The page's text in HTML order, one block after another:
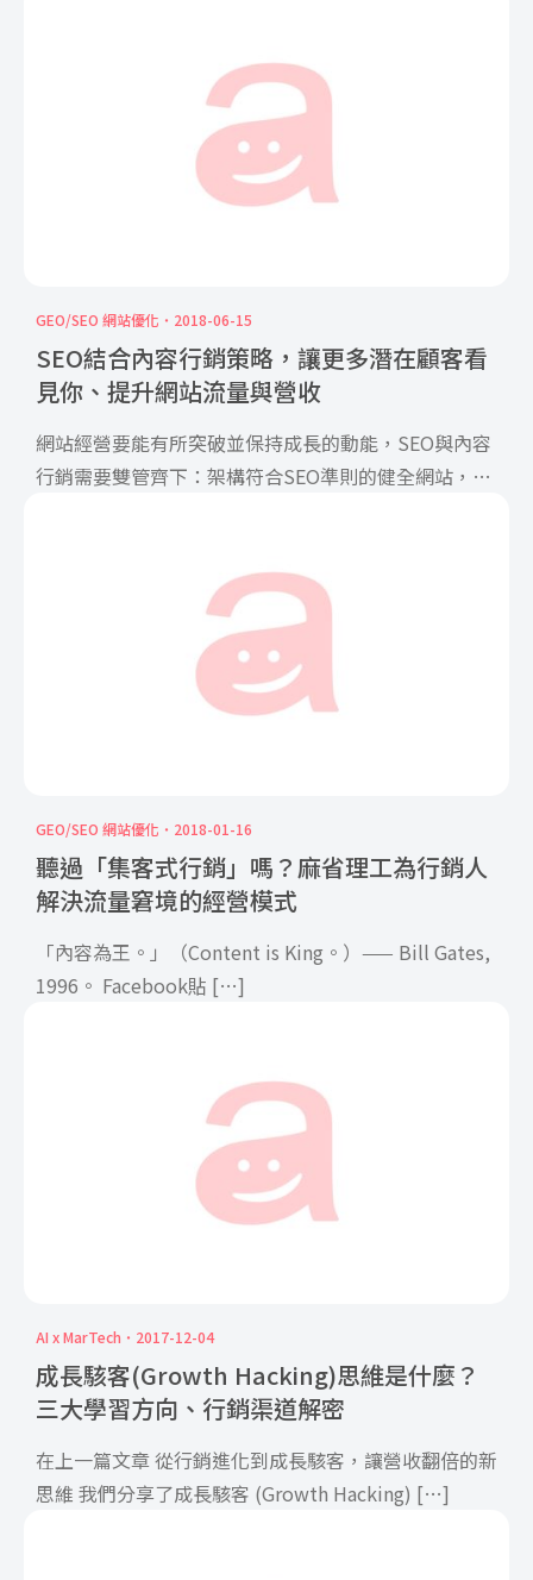
GEO/SEO 網站優化 2018-06-15
SEO結合內容行銷策略，讓更多潛在顧客看
見你、提升網站流量與營收
網站經營要能有所突破並保持成長的動能，SEO與內容
行銷需要雙管齊下：架構符合SEO準則的健全網站，再
GEO/SEO 網站優化 2018-01-16
聽過「集客式行銷」嗎？麻省理工為行銷人
解決流量窘境的經營模式
「內容為王。」（Content is King。）—— Bill Gates,
1996。 Facebook貼 […]
AI x MarTech 2017-12-04
成長駭客(Growth Hacking)思維是什麼？
三大學習方向、行銷渠道解密
在上一篇文章 從行銷進化到成長駭客，讓營收翻倍的新
思維 我們分享了成長駭客 (Growth Hacking) […]